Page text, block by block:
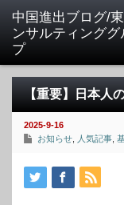
中国進出ブログ/
ンサルティンググ
プ
【重要】日本人
2025-9-16
お知らせ
人気記事